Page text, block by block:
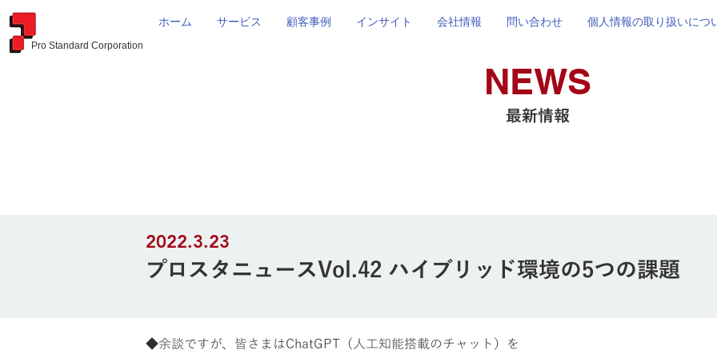
ホーム サービス 顧客事例 インサイト 会社情報 問い合わせ 個人情報の取り扱いにつ
Pro Standard Corporation
NEWS
最新情報
2022.3.23
プロスタニュースVol.42 ハイブリッド環境の5つの課題
◆余談ですが、皆さまはChatGPT（人工知能搭載のチャット）を